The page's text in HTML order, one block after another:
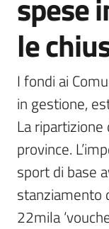
spese
le
I fondi ai
in gestione,
La
province.
sport di base
stanziamento
22mila